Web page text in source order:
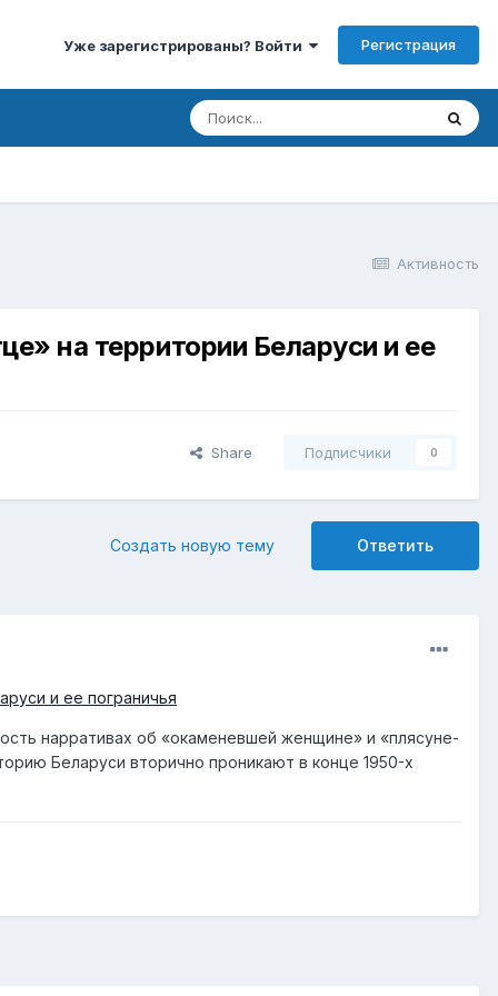
Уже зарегистрированы? Войти Регистрация
Активность
на территории Беларуси и ее
Share Подписчики 0
Ответить
Создать новую тему
и ее пограничья
нарративах об «окаменевшей женщине» и «плясуне-
Беларуси вторично проникают в конце 1950-х